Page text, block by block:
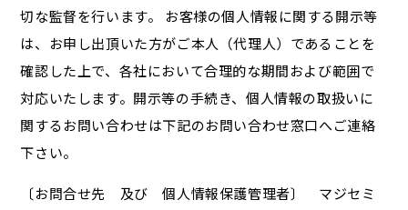
切な監督を行います。 お客様の個人情報に関する開示等
は、お申し出頂いた方がご本人（代理人）であることを
確認した上で、各社において合理的な期間および範囲で
対応いたします。開示等の手続き、個人情報の取扱いに
関するお問い合わせは下記のお問い合わせ窓口へご連絡
下さい。
〔お問合せ先 及び 個人情報保護管理者〕 マジセミ